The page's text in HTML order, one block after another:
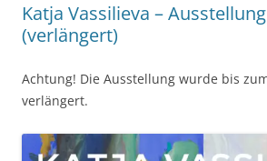
Katja Vassilieva –
(verlängert)
Achtung! Die Ausstellung wurde bis
verlängert.